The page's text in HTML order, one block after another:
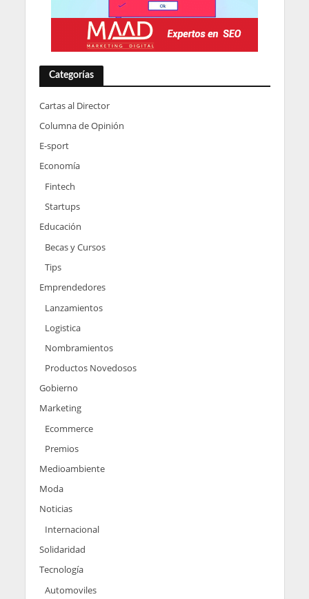
Categorías
Cartas al Director
Columna de Opinión
E-sport
Economía
Fintech
Startups
Educación
Becas y Cursos
Tips
Emprendedores
Lanzamientos
Logistica
Nombramientos
Productos Novedosos
Gobierno
Marketing
Ecommerce
Premios
Medioambiente
Moda
Noticias
Internacional
Solidaridad
Tecnología
Automoviles